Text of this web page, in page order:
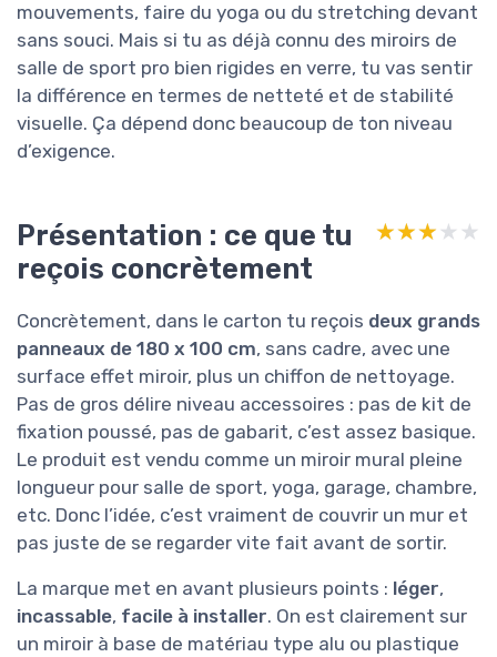
mouvements, faire du yoga ou du stretching devant
sans souci. Mais si tu as déjà connu des miroirs de
salle de sport pro bien rigides en verre, tu vas sentir
la différence en termes de netteté et de stabilité
visuelle. Ça dépend donc beaucoup de ton niveau
d’exigence.
Présentation : ce que tu
reçois concrètement
★★★★★
★★★★★
Concrètement, dans le carton tu reçois deux grands
panneaux de 180 x 100 cm, sans cadre, avec une
surface effet miroir, plus un chiffon de nettoyage.
Pas de gros délire niveau accessoires : pas de kit de
fixation poussé, pas de gabarit, c’est assez basique.
Le produit est vendu comme un miroir mural pleine
longueur pour salle de sport, yoga, garage, chambre,
etc. Donc l’idée, c’est vraiment de couvrir un mur et
pas juste de se regarder vite fait avant de sortir.
La marque met en avant plusieurs points : léger,
incassable, facile à installer. On est clairement sur
un miroir à base de matériau type alu ou plastique